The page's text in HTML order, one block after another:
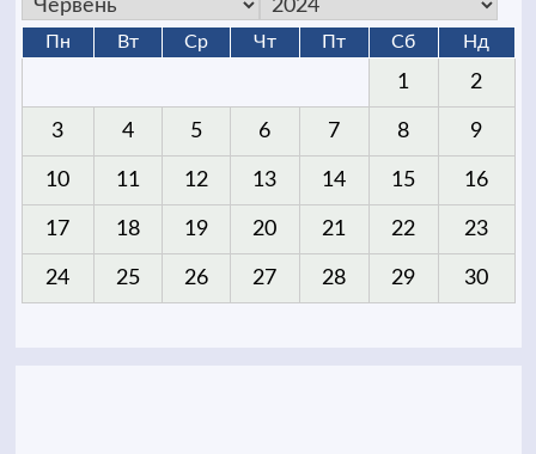
Пн Вт Ср Чт Пт Сб Нд
1 2
3 4 5 6 7 8 9
10 11 12 13 14 15 16
17 18 19 20 21 22 23
24 25 26 27 28 29 30